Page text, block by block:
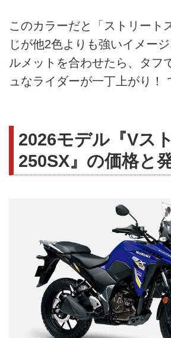
このカラーだと「ストリート
じが他2色よりも強いイメー
ルメットを合わせたら、タフ
ュなライダーが一丁上がり！
2026モデル『Vス
250SX』の価格と